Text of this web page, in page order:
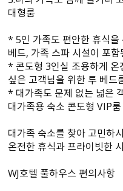
대형룸
* 5인 가족도 편안한 휴식
베드, 가족 스파 시설이 포
* 콘도형 3인실 조용하게
싶은 고객님을 위한 투 베드
* 대가족도 문제 없는 넓은
대가족용 숙소 콘도형 VIP룸
대가족 숙소를 찾아 고민하
온전한 휴식과 프라이빗한
WJ호텔 풀하우스 편의사항